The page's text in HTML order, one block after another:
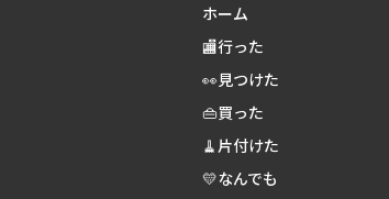
ホーム
🏬行った
👀見つけた
👜買った
🧹片付けた
💛なんでも